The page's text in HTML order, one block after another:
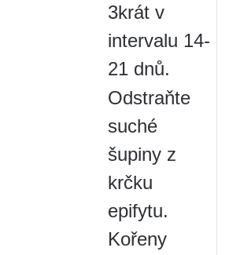
3krát v
intervalu 14-
21 dnů.
Odstraňte
suché
šupiny z
krčku
epifytu.
Kořeny